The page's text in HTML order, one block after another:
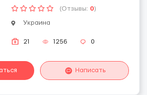
(Отзывы: 0)
Украина
21 1256 0
Написать